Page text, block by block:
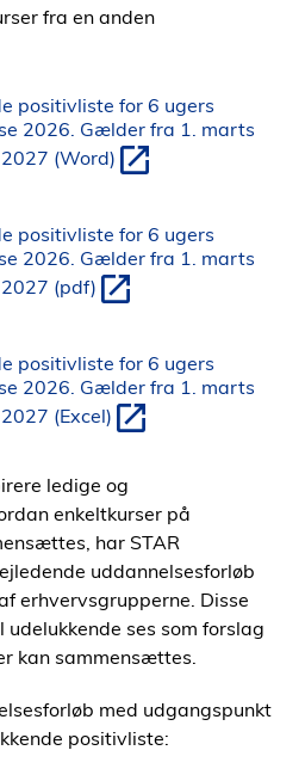
fra en anden
positivliste for 6 ugers
2026. Gælder fra 1. marts
(Word)
positivliste for 6 ugers
2026. Gælder fra 1. marts
(pdf)
positivliste for 6 ugers
2026. Gælder fra 1. marts
(Excel)
ledige og
enkeltkurser på
har STAR
uddannelsesforløb
erhvervsgrupperne. Disse
ses som forslag
kan sammensættes.
med udgangspunkt
positivliste: